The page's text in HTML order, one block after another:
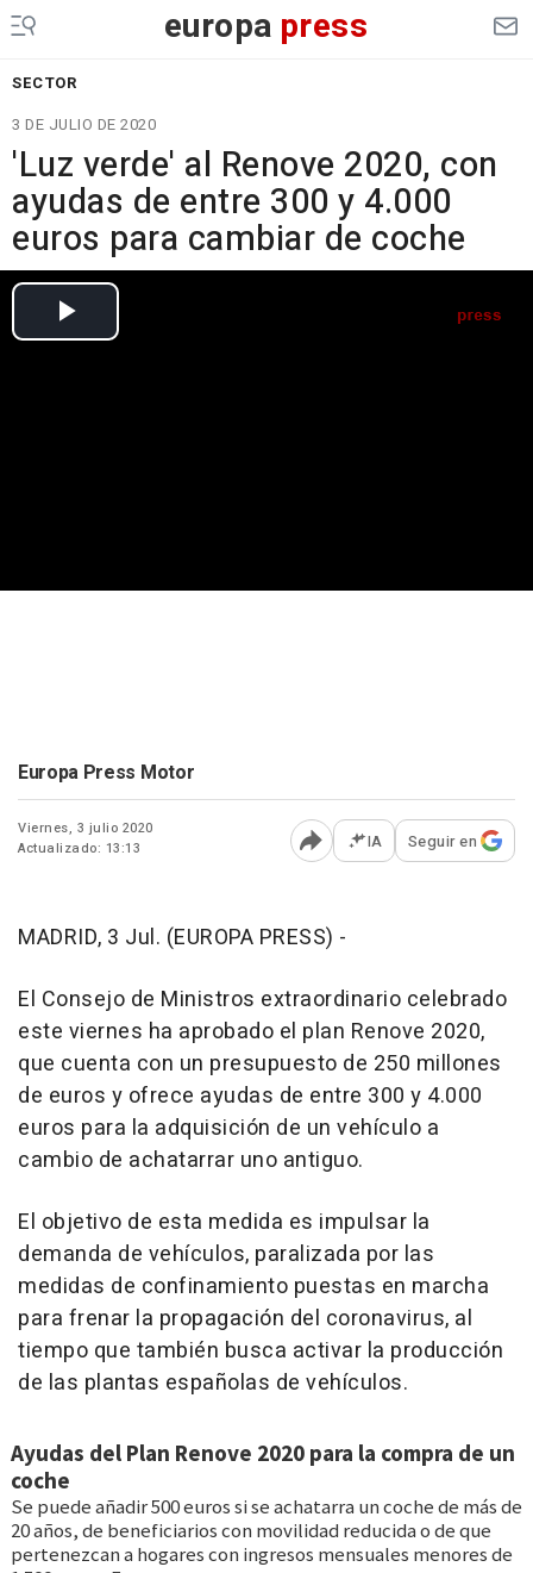
europa press
SECTOR
3 DE JULIO DE 2020
'Luz verde' al Renove 2020, con
ayudas de entre 300 y 4.000
euros para cambiar de coche
Europa Press Motor
Viernes, 3 julio 2020
Actualizado: 13:13
Abrir opciones para
IA Seguir en
MADRID, 3 Jul. (EUROPA PRESS) -
El Consejo de Ministros extraordinario celebrado
este viernes ha aprobado el plan Renove 2020,
que cuenta con un presupuesto de 250 millones
de euros y ofrece ayudas de entre 300 y 4.000
euros para la adquisición de un vehículo a
cambio de achatarrar uno antiguo.
El objetivo de esta medida es impulsar la
demanda de vehículos, paralizada por las
medidas de confinamiento puestas en marcha
para frenar la propagación del coronavirus, al
tiempo que también busca activar la producción
de las plantas españolas de vehículos.